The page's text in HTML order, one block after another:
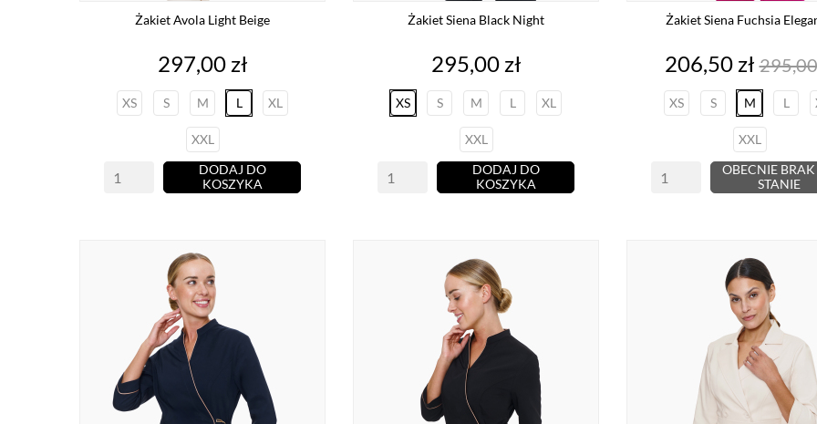
Żakiet Avola Light Beige
Cena
297,00 zł
XS S M L XL
XXL
DODAJ DO
KOSZYKA
Żakiet Siena Black Night
Cena
295,00 zł
XS S M L XL
XXL
DODAJ DO
KOSZYKA
Żakiet Siena Fuchsia
Cena
206,50 złCena
295,00
XS S M L
XXL
OBECNIE
STANIE